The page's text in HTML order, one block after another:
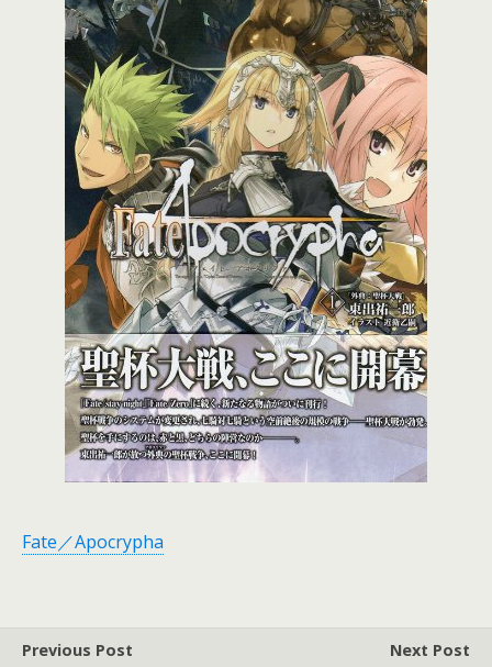
Fate／Apocrypha
Previous Post
Next Post